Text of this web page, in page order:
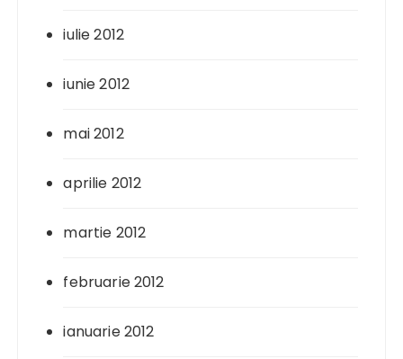
iulie 2012
iunie 2012
mai 2012
aprilie 2012
martie 2012
februarie 2012
ianuarie 2012